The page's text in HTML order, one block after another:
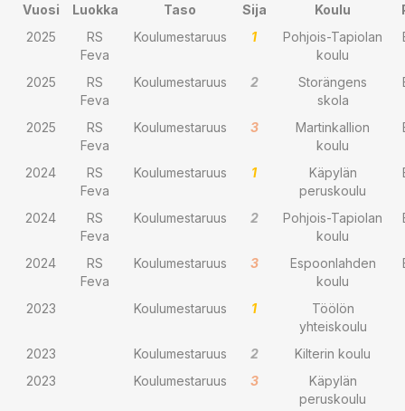
Vuosi Luokka Taso Sija Koulu
2025
RS
Feva
Koulumestaruus 1
Pohjois-Tapiolan
koulu
2025
RS
Feva
Koulumestaruus 2
Storängens
skola
2025
RS
Feva
Koulumestaruus 3
Martinkallion
koulu
2024
RS
Feva
Koulumestaruus 1
Käpylän
peruskoulu
2024
RS
Feva
Koulumestaruus 2
Pohjois-Tapiolan
koulu
2024
RS
Feva
Koulumestaruus 3
Espoonlahden
koulu
2023 Koulumestaruus 1
Töölön
yhteiskoulu
2023
Koulumestaruus 2
Kilterin koulu
2023
Koulumestaruus 3
Käpylän
peruskoulu